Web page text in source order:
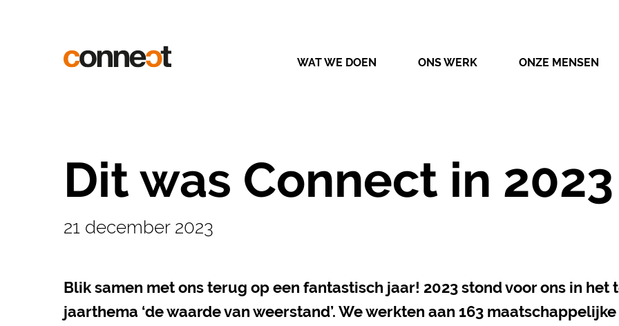
WAT WE DOEN ONS WERK ONZE MENSEN
Dit was Connect in 2023
21 december 2023
Blik samen met ons terug op een fantastisch jaar! 2023 stond voor ons in het
jaarthema ‘de waarde van weerstand’. We werkten aan 163